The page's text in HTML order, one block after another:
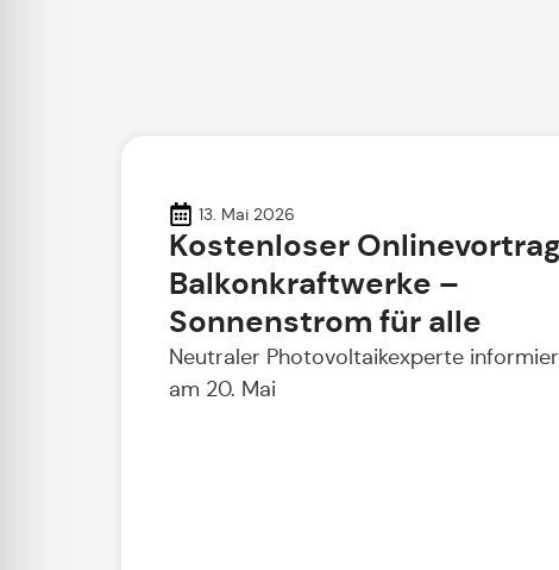
13. Mai 2026
Kostenloser
Balkonkraftwerke –
Sonnenstrom für alle
Neutraler Photovoltaikexperte
am 20. Mai